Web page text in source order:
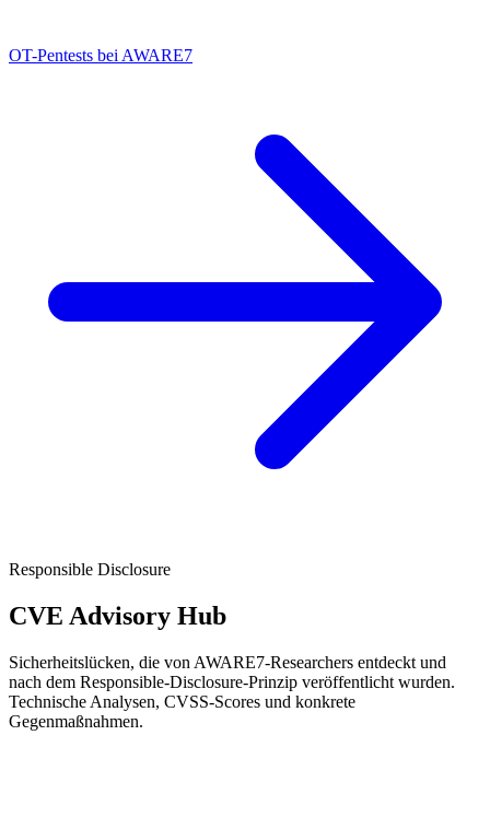
OT-Pentests bei AWARE7
Responsible Disclosure
CVE Advisory Hub
Sicherheitslücken, die von AWARE7-Researchers entdeckt und
nach dem Responsible-Disclosure-Prinzip veröffentlicht wurden.
Technische Analysen, CVSS-Scores und konkrete
Gegenmaßnahmen.